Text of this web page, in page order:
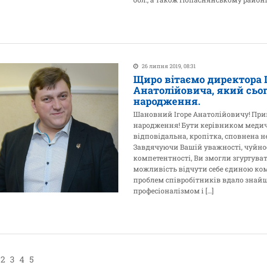
26 липня 2019, 08:31
Щиро вітаємо директора
Анатолійовича, який
народження.
Шановний Ігоре Анатолійовичу!
народження! Бути керівником
відповідальна, кропітка, сповнена
Завдячуючи Вашій уважності,
компетентності, Ви змогли
можливість відчути себе єдиною
проблем співробітників вдало
професіоналізмом і […]
2 3 4 5